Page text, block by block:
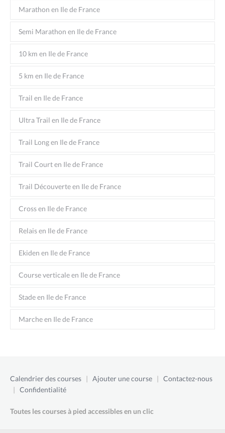
Marathon en Ile de France
Semi Marathon en Ile de France
10 km en Ile de France
5 km en Ile de France
Trail en Ile de France
Ultra Trail en Ile de France
Trail Long en Ile de France
Trail Court en Ile de France
Trail Découverte en Ile de France
Cross en Ile de France
Relais en Ile de France
Ekiden en Ile de France
Course verticale en Ile de France
Stade en Ile de France
Marche en Ile de France
Calendrier des courses | Ajouter une course | Contactez-nous
| Confidentialité
Toutes les courses à pied accessibles en un clic